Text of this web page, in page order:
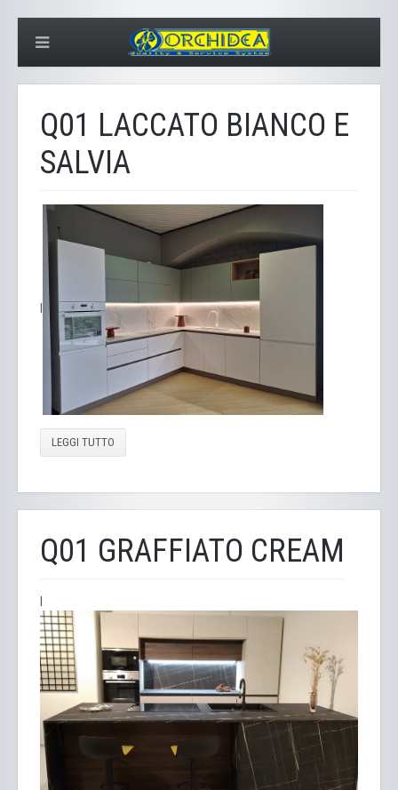
Q01 LACCATO BIANCO E
SALVIA
LEGGI TUTTO
Q01 GRAFFIATO CREAM